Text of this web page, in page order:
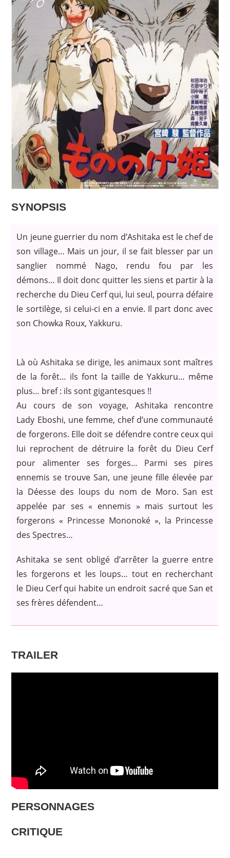
SYNOPSIS
Un jeune guerrier du nom d’Ashitaka est le chef de
son village… Mais un jour, il se fait blesser par un
sanglier nommé Nago, rendu fou par les
démons… Il doit donc quitter les siens et partir à la
recherche du Dieu Cerf qui, lui seul, pourra défaire
le sortilège, si celui-ci en a envie. Il part donc avec
son Chowka Roux, Yakkuru.
Là où Ashitaka se dirige, les animaux sont maîtres
de la forêt… ils font la taille de Yakkuru… même
plus… bref : ils sont gigantesques !!
Au cours de son voyage, Ashitaka rencontre
Lady Eboshi, une femme, chef d’une communauté
de forgerons. Elle doit se défendre contre ceux qui
lui reprochent de détruire la forêt du Dieu Cerf
pour alimenter ses forges… Parmi ses pires
ennemis se trouve San, une jeune fille élevée par
la Déesse des loups du nom de Moro. San est
appelée par ses « ennemis » mais surtout les
forgerons « Princesse Mononoké », la Princesse
des Spectres…
Ashitaka se sent obligé d’arrêter la guerre entre
les forgerons et les loups… tout en recherchant
le Dieu Cerf qui habite un endroit sacré que San et
ses frères défendent…
TRAILER
PERSONNAGES
CRITIQUE